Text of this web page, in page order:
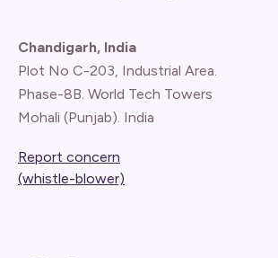
Chandigarh, India
Plot No C-203, Industrial Area.
Phase-8B. World Tech Towers
Mohali (Punjab). India
Report concern
(whistle-blower)